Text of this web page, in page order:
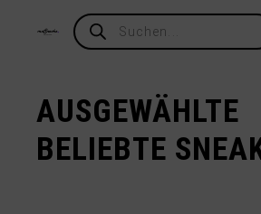
Products
search
AUSGEWÄHLTE
BELIEBTE